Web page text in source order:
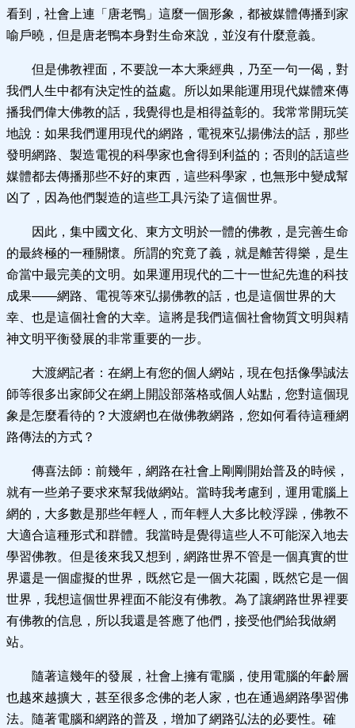
看到，社會上連「唐老鴨」這麼一個形象，都被媒體傳播到家
喻戶曉，但是唐老鴨本身對生命來說，並沒有什麼意義。
但是佛教裡面，不要說一本大乘經典，乃至一句一偈，對
我們人生中都有決定性的益處。所以如果能運用現代媒體來傳
播我們偉大佛教的話，我覺得也是相得益彰的。我常常開玩笑
地說：如果我們運用現代的網路，電視來弘揚佛法的話，那些
發明網路、製造電視的科學家也會得到利益的；否則的話這些
媒體都去傳播那些不好的東西，這些科學家，也無形中變成幫
凶了，因為他們製造的這些工具污染了這個世界。
因此，集中國文化、東方文明於一體的佛教，是完善生命
的最終極的一種關懷。所謂的究竟了義，就是離苦得樂，是生
命當中最完美的文明。如果運用現代的二十一世紀先進的科技
成果——網路、電視等來弘揚佛教的話，也是這個世界的大
幸、也是這個社會的大幸。這將是我們這個社會物質文明與精
神文明平衡發展的非常重要的一步。
大渡網記者：在網上有您的個人網站，現在包括像學誠法
師等很多出家師父在網上開設部落格或個人站點，您對這個現
象是怎麼看待的？大渡網也在做佛教網路，您如何看待這種網
路傳法的方式？
傳喜法師：前幾年，網路在社會上剛剛開始普及的時候，
就有一些弟子要求來幫我做網站。當時我考慮到，運用電腦上
網的，大多數是那些年輕人，而年輕人大多比較浮躁，佛教不
大適合這種形式和群體。我當時是覺得這些人不可能深入地去
學習佛教。但是後來我又想到，網路世界不管是一個真實的世
界還是一個虛擬的世界，既然它是一個大花園，既然它是一個
世界，我想這個世界裡面不能沒有佛教。為了讓網路世界裡要
有佛教的信息，所以我還是答應了他們，接受他們給我做網
站。
隨著這幾年的發展，社會上擁有電腦，使用電腦的年齡層
也越來越擴大，甚至很多念佛的老人家，也在通過網路學習佛
法。隨著電腦和網路的普及，增加了網路弘法的必要性。確